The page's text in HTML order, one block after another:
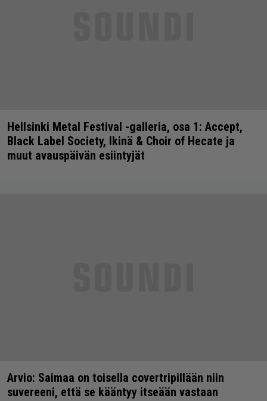
Hellsinki Metal Festival -galleria, osa 1: Accept,
Black Label Society, Ikinä & Choir of Hecate ja
muut avauspäivän esiintyjät
Arvio: Saimaa on toisella covertripillään niin
suvereeni, että se kääntyy itseään vastaan